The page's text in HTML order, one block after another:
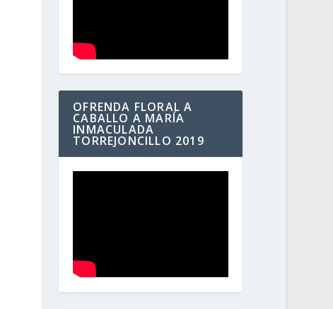
OFRENDA FLORAL A
CABALLO A MARÍA
INMACULADA
TORREJONCILLO 2019